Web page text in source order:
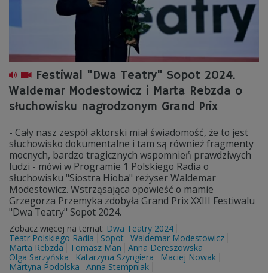
Festiwal "Dwa Teatry" Sopot 2024.
Waldemar Modestowicz i Marta Rebzda o
słuchowisku nagrodzonym Grand Prix
- Cały nasz zespół aktorski miał świadomość, że to jest
słuchowisko dokumentalne i tam są również fragmenty
mocnych, bardzo tragicznych wspomnień prawdziwych
ludzi - mówi w Programie 1 Polskiego Radia o
słuchowisku "Siostra Hioba" reżyser Waldemar
Modestowicz. Wstrząsająca opowieść o mamie
Grzegorza Przemyka zdobyła Grand Prix XXIII Festiwalu
"Dwa Teatry" Sopot 2024.
Zobacz więcej na temat: Dwa Teatry 2024
Teatr Polskiego Radia
Sopot Waldemar Modestowicz
Marta Rebzda
Tomasz Man
Anna Dereszowska
Olga Sarzyńska
Katarzyna Szyngiera
Maciej Nowak
Martyna Podolska
Anna Stempniak